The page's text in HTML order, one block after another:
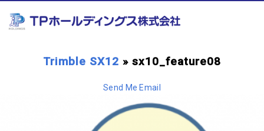
Trimble SX12 » sx10_feature08
Send Me Email